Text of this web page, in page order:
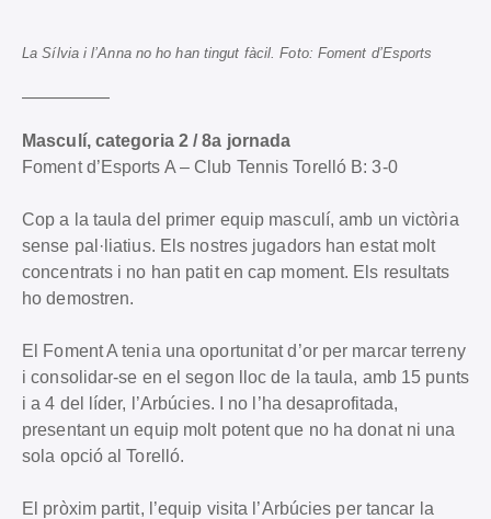
La Sílvia i l’Anna no ho han tingut fàcil. Foto: Foment d’Esports
—————
Masculí, categoria 2 / 8a jornada
Foment d’Esports A – Club Tennis Torelló B: 3-0
Cop a la taula del primer equip masculí, amb un victòria
sense pal·liatius. Els nostres jugadors han estat molt
concentrats i no han patit en cap moment. Els resultats
ho demostren.
El Foment A tenia una oportunitat d’or per marcar terreny
i consolidar-se en el segon lloc de la taula, amb 15 punts
i a 4 del líder, l’Arbúcies. I no l’ha desaprofitada,
presentant un equip molt potent que no ha donat ni una
sola opció al Torelló.
El pròxim partit, l’equip visita l’Arbúcies per tancar la